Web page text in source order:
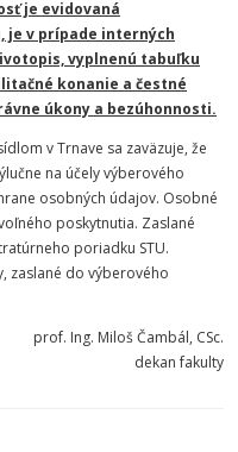
je evidovaná
je v prípade interných
vyplnenú tabuľku
konanie a čestné
úkony a bezúhonnosti.
v Trnave sa zaväzuje, že
na účely výberového
osobných údajov. Osobné
poskytnutia. Zaslané
poriadku STU.
zaslané do výberového
prof. Ing. Miloš Čambál, CSc.
dekan fakulty